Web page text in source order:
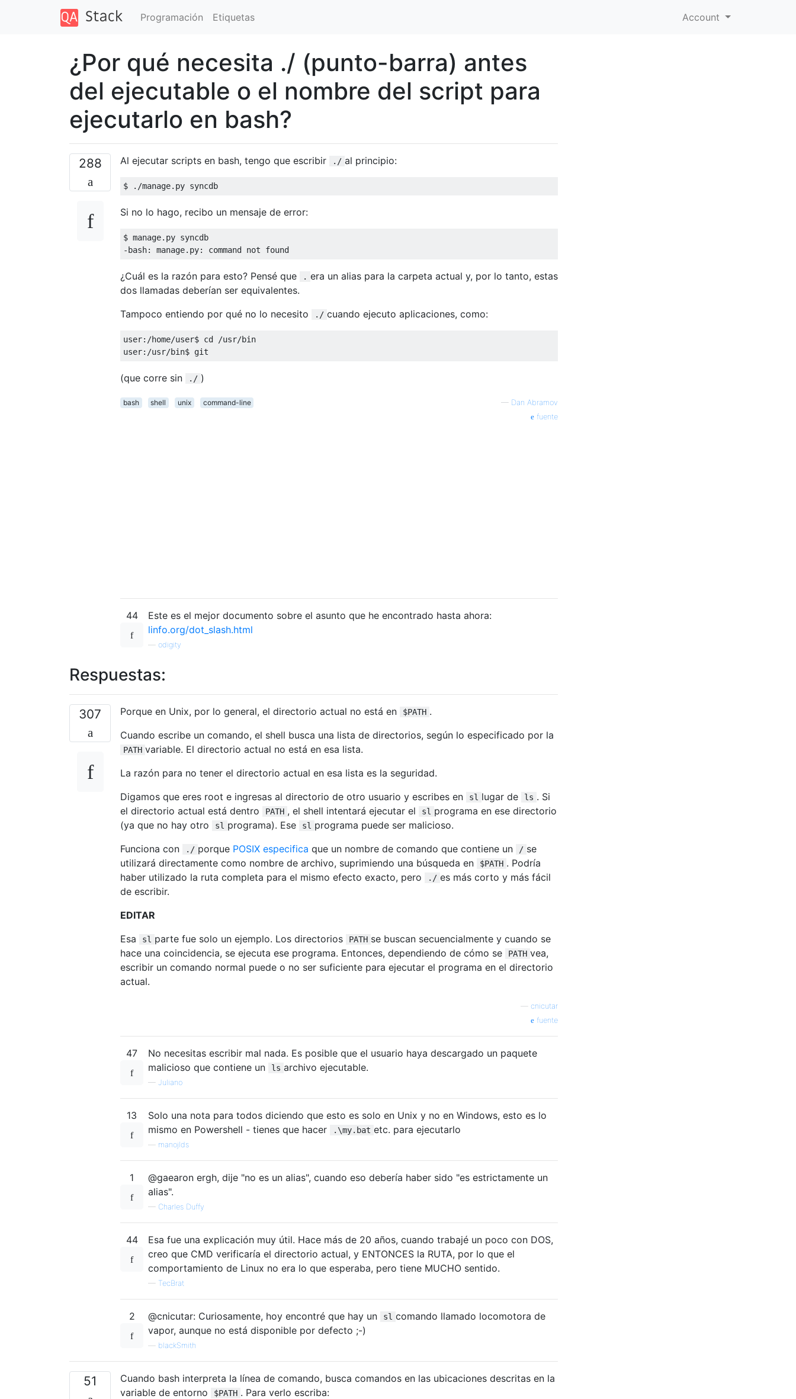
Programación Etiquetas Account
¿Por qué necesita ./ (punto-barra) antes
del ejecutable o el nombre del script para
ejecutarlo en bash?
288 Al ejecutar scripts en bash, tengo que escribir ./ al principio:
$ ./manage. py syncdb
Si no lo hago, recibo un mensaje de error:
$ manage.
-bash: manage. py: command not found
¿Cuál es la razón para esto? Pensé que . era un alias para la carpeta actual y, por lo tanto, estas
dos llamadas deberían ser equivalentes.
Tampoco entiendo por qué no lo necesito
./ cuando ejecuto aplicaciones, como:
user:/home/user$ cd /usr/bin
user:/usr/bin$ git
(que corre sin ./ )
bash shell unix command-line — Dan Abramov
fuente
44
Este es el mejor documento sobre el asunto que he encontrado hasta ahora:
linfo.org/dot_slash.html
odigity
Respuestas:
307 Porque en Unix, por lo general, el directorio actual no está en $PATH .
Cuando escribe un comando, el shell busca una lista de directorios, según lo especificado por la
PATH variable. El directorio actual no está en esa lista.
La razón para no tener el directorio actual en esa lista es la seguridad.
Digamos que eres root e ingresas al directorio de otro usuario y escribes en
sl lugar de ls . Si
el directorio actual está dentro
PATH , el shell intentará ejecutar el sl programa en ese directorio
(ya que no hay otro
sl programa). Ese sl programa puede ser malicioso.
Funciona con
./ porque POSIX especifica que un nombre de comando que contiene un / se
utilizará directamente como nombre de archivo, suprimiendo una búsqueda en
$PATH . Podría
haber utilizado la ruta completa para el mismo efecto exacto, pero
./ es más corto y más fácil
de escribir.
EDITAR
Esa
sl parte fue solo un ejemplo. Los directorios PATH se buscan secuencialmente y cuando se
hace una coincidencia, se ejecuta ese programa. Entonces, dependiendo de cómo se
PATH vea,
escribir un comando normal puede o no ser suficiente para ejecutar el programa en el directorio
actual.
cnicutar
fuente
47
No necesitas escribir mal nada. Es posible que el usuario haya descargado un paquete
malicioso que contiene un
ls archivo ejecutable.
— Juliano
13
Solo una nota para todos diciendo que esto es solo en Unix y no en Windows, esto es lo
mismo en Powershell - tienes que hacer
.\my.bat etc. para ejecutarlo
manojlds
1
@gaearon ergh, dije "no es un alias", cuando eso debería haber sido "es estrictamente un
alias".
— Charles Duffy
44
Esa fue una explicación muy útil. Hace más de 20 años, cuando trabajé un poco con DOS,
creo que CMD verificaría el directorio actual, y ENTONCES la RUTA, por lo que el
comportamiento de Linux no era lo que esperaba, pero tiene MUCHO sentido.
— TecBrat
2 @cnicutar: Curiosamente, hoy encontré que hay un sl comando llamado locomotora de
vapor, aunque no está disponible por defecto ;-)
blackSmith
51
Cuando bash interpreta la línea de comando, busca comandos en las ubicaciones descritas en la
variable de entorno
$PATH . Para verlo escriba: